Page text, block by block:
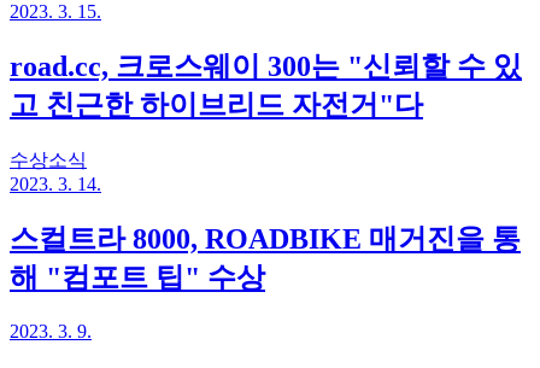
2023. 3. 15.
road.cc, 크로스웨이 300는 "신뢰할 수 있
고 친근한 하이브리드 자전거"다
수상소식
2023. 3. 14.
스컬트라 8000, ROADBIKE 매거진을 통
해 "컴포트 팁" 수상
2023. 3. 9.